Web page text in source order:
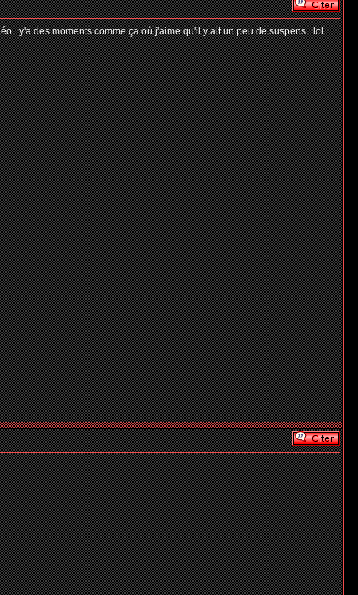
des moments comme ça où j'aime qu'il y ait un peu de suspens...lol